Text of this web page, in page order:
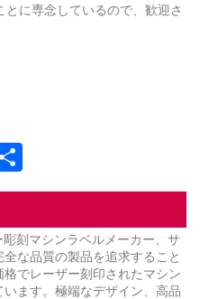
に専念しているので、歓迎さ
刻マシンラベルメーカー、サ
な品質の製品を追求すること
でレーザー刻印されたマシン
ます。極端なデザイン、高品